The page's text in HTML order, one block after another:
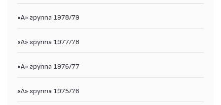
«А» группа 1978/79
«А» группа 1977/78
«А» группа 1976/77
«А» группа 1975/76